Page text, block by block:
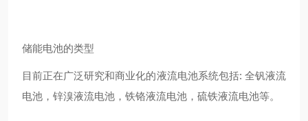
储能电池的类型
目前正在广泛研究和商业化的液流电池系统包括: 全钒液流
电池，锌溴液流电池，铁铬液流电池，硫铁液流电池等。